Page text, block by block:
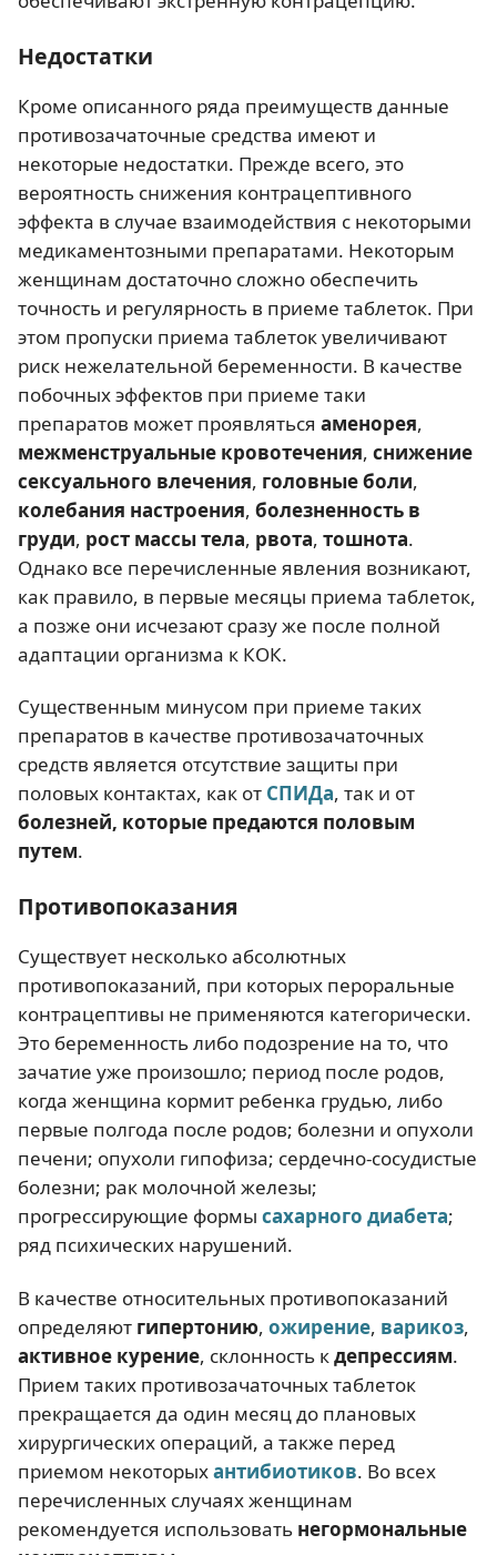
Недостатки
Кроме описанного ряда преимуществ данные
противозачаточные средства имеют и
некоторые недостатки. Прежде всего, это
вероятность снижения контрацептивного
эффекта в случае взаимодействия с некоторыми
медикаментозными препаратами. Некоторым
женщинам достаточно сложно обеспечить
точность и регулярность в приеме таблеток. При
этом пропуски приема таблеток увеличивают
риск нежелательной беременности. В качестве
побочных эффектов при приеме таки
препаратов может проявляться аменорея,
межменструальные кровотечения, снижение
сексуального влечения, головные боли,
колебания настроения, болезненность в
груди, рост массы тела, рвота, тошнота.
Однако все перечисленные явления возникают,
как правило, в первые месяцы приема таблеток,
а позже они исчезают сразу же после полной
адаптации организма к КОК.
Существенным минусом при приеме таких
препаратов в качестве противозачаточных
средств является отсутствие защиты при
половых контактах, как от СПИДа, так и от
болезней, которые предаются половым
путем.
Противопоказания
Существует несколько абсолютных
противопоказаний, при которых пероральные
контрацептивы не применяются категорически.
Это беременность либо подозрение на то, что
зачатие уже произошло; период после родов,
когда женщина кормит ребенка грудью, либо
первые полгода после родов; болезни и опухоли
печени; опухоли гипофиза; сердечно-сосудистые
болезни; рак молочной железы;
прогрессирующие формы сахарного диабета;
ряд психических нарушений.
В качестве относительных противопоказаний
определяют гипертонию, ожирение, варикоз,
активное курение, склонность кдепрессиям.
Прием таких противозачаточных таблеток
прекращается да один месяц до плановых
хирургических операций, а также перед
приемом некоторыхантибиотиков. Во всех
перечисленных случаях женщинам
рекомендуется использовать негормональные